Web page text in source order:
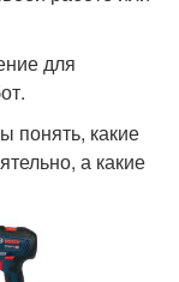
для
понять, какие
а какие